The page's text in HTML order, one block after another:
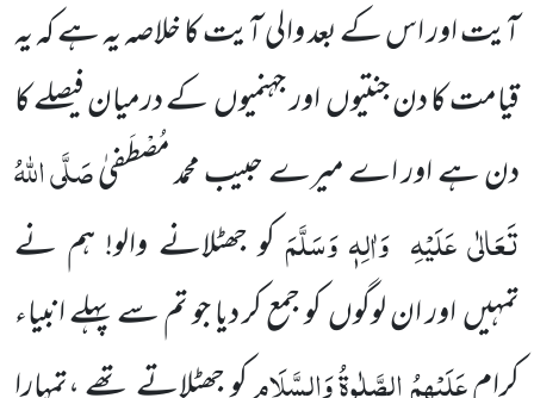
آیت اور اس کے بعد والی آیت کا خلاصہ یہ ہےکہ یہ
قیامت کا دنجنتیوںاور جہنمیوںکے درمیان فیصلے کا
دن ہے اور اے میرے حبیب محمد مُصْطَفیٰصَلَّی اللّٰہُ
تَعَالٰی عَلَیْہِ وَاٰلِہٖ وَسَلَّمَکو جھٹلانے والو! ہم نے
تمہیںاور ان لوگوںکو جمع کر دیا جو تم سے پہلے انبیاء
عَلَیْہِمُ الصَّلٰوۃُ وَالسَّلَام